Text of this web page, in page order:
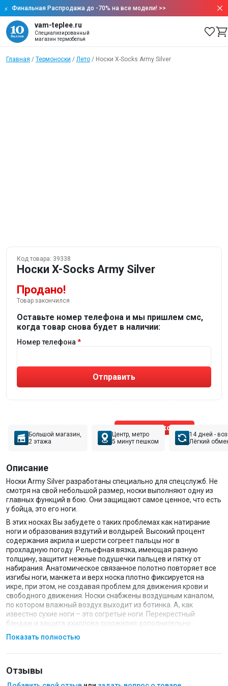
Финальная Распродажа до -70% на все модели! >>
vam-teplee.ru
Специализированный
магазин термобелья
Главная / Термоноски / Лето / Носки X-Socks Army Silver
Код товара: 39338
Носки X-Socks Army Silver
Продано!
Товар закончился
Оставьте номер телефона и мы пришлем смс,
когда товар снова будет в наличии:
Номер телефона
Отправить
Позвонить эксперту
Большой магазин,
2 этажа
Центр, метро
5 минут пешком
14 дней -
Лёгкий
Описание
Носки Army Silver разработаны специально для спецслужб. Не
смотря на свой небольшой размер, носки выполняют одну из
главных функций в бою. Они защищают самое ценное, что есть
у бойца, это его ноги.
В этих носках Вы забудете о таких проблемах как натирание
ноги и образования вздутий и волдырей. Высокий процент
содержания акрила и шерсти согреет пальцы ног в
прохладную погоду. Рельефная вязка, имеющая разную
толщину, защитит нежные подушечки пальцев и пятку от
набирания. Анатомическое связанное полотно повторяет все
изгибы ноги, манжета и верх носка плотно фиксируется на
икре, при этом, не создавая проблем для движения крови и
свободного движения. Носки снабжены воздушным каналом,
по котором влажный воздух выходит из ботинка. А, как
известно сухие ноги – это согретые ноги. Перекрестный
бандаж и защита ахиллова сухожилия дополнительно
поддерживают ступню от разрыва и травм опасных движений.
Полый материал рассеивает давление и лишнюю нагрузку на
бактерий, ионы серебра убивают вредную флору, сохраняя
ноги свежими длительное время.
Показать полностью
Отзывы